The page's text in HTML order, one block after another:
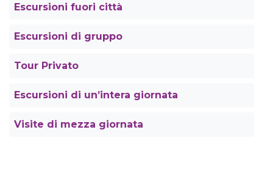
Escursioni fuori città
Escursioni di gruppo
Tour Privato
Escursioni di un’intera giornata
Visite di mezza giornata